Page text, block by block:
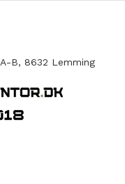
B, 8632 Lemming